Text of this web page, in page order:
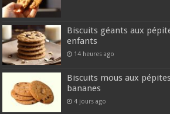
Biscuits géants aux
enfants
14 heures ago
Biscuits mous aux
bananes
4 jours ago